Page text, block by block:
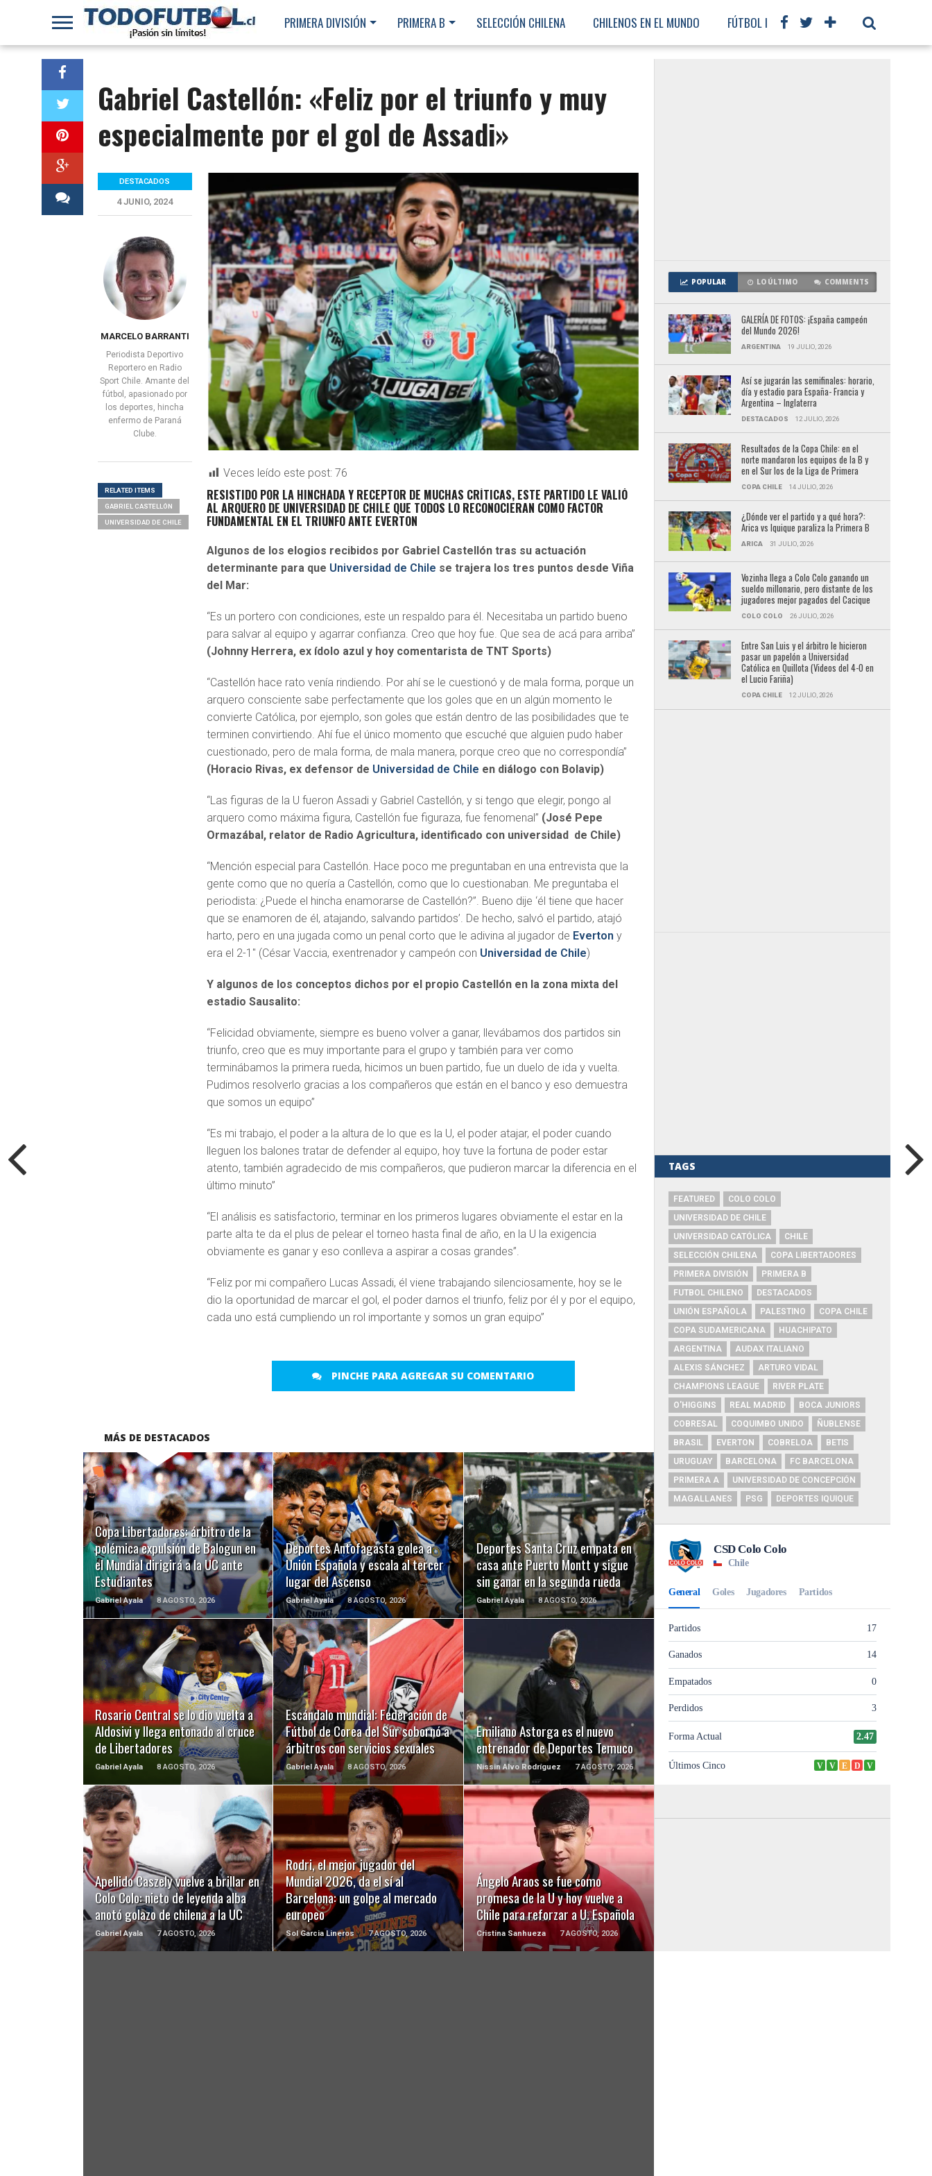
PRIMERA DIVISIÓN PRIMERA B SELECCIÓN CHILENA CHILENOS EN EL MUNDO FÚTBOL INTERNACIONAL
Gabriel Castellón: «Feliz por el triunfo y muy
especialmente por el gol de Assadi»
Veces leído este post: 76
RESISTIDO POR LA HINCHADA Y RECEPTOR DE MUCHAS CRÍTICAS, ESTE PARTIDO LE VALIÓ
AL ARQUERO DE UNIVERSIDAD DE CHILE QUE TODOS LO RECONOCIERAN COMO FACTOR
FUNDAMENTAL EN EL TRIUNFO ANTE EVERTON
Algunos de los elogios recibidos por Gabriel Castellón tras su actuación
determinante para que Universidad de Chile se trajera los tres puntos desde Viña
del Mar:
“Es un portero con condiciones, este un respaldo para él. Necesitaba un partido bueno
para salvar al equipo y agarrar confianza. Creo que hoy fue. Que sea de acá para arriba”
(Johnny Herrera, ex ídolo azul y hoy comentarista de TNT Sports)
“Castellón hace rato venía rindiendo. Por ahí se le cuestionó y de mala forma, porque un
arquero consciente sabe perfectamente que los goles que en un algún momento le
convierte Católica, por ejemplo, son goles que están dentro de las posibilidades que te
terminen convirtiendo. Ahí fue el único momento que escuché que alguien pudo haber
cuestionado, pero de mala forma, de mala manera, porque creo que no correspondía”
(Horacio Rivas, ex defensor de Universidad de Chile en diálogo con Bolavip)
“Las figuras de la U fueron Assadi y Gabriel Castellón, y si tengo que elegir, pongo al
arquero como máxima figura, Castellón fue figuraza, fue fenomenal” (José Pepe
Ormazábal, relator de Radio Agricultura, identificado con universidad de Chile)
“Mención especial para Castellón. Hace poco me preguntaban en una entrevista que la
gente como que no quería a Castellón, como que lo cuestionaban. Me preguntaba el
periodista: ¿Puede el hincha enamorarse de Castellón?”. Bueno dije ‘él tiene que hacer
que se enamoren de él, atajando, salvando partidos’. De hecho, salvó el partido, atajó
harto, pero en una jugada como un penal corto que le adivina al jugador de Everton y
era el 2-1″ (César Vaccia, exentrenador y campeón con Universidad de Chile)
Y algunos de los conceptos dichos por el propio Castellón en la zona mixta del
estadio Sausalito:
“Felicidad obviamente, siempre es bueno volver a ganar, llevábamos dos partidos sin
triunfo, creo que es muy importante para el grupo y también para ver como
terminábamos la primera rueda, hicimos un buen partido, fue un duelo de ida y vuelta.
Pudimos resolverlo gracias a los compañeros que están en el banco y eso demuestra
que somos un equipo”
“Es mi trabajo, el poder a la altura de lo que es la U, el poder atajar, el poder cuando
lleguen los balones tratar de defender al equipo, hoy tuve la fortuna de poder estar
atento, también agradecido de mis compañeros, que pudieron marcar la diferencia en el
último minuto”
“El análisis es satisfactorio, terminar en los primeros lugares obviamente el estar en la
parte alta te da el plus de pelear el torneo hasta final de año, en la U la exigencia
obviamente es ganar y eso conlleva a aspirar a cosas grandes”.
“Feliz por mi compañero Lucas Assadi, él viene trabajando silenciosamente, hoy se le
dio la oportunidad de marcar el gol, el poder darnos el triunfo, feliz por él y por el equipo,
cada uno está cumpliendo un rol importante y somos un gran equipo”
PINCHE PARA AGREGAR SU COMENTARIO
DESTACADOS
4 JUNIO, 2024
MARCELO BARRANTI
Periodista Deportivo
Reportero en Radio
Sport Chile. Amante del
fútbol, apasionado por
los deportes, hincha
enfermo de Paraná
Clube.
RELATED ITEMS
GABRIEL CASTELLÓN
UNIVERSIDAD DE CHILE
MÁS DE DESTACADOS
Copa Libertadores: árbitro de la
polémica expulsión de Balogun en
el Mundial dirigirá a la UC ante
Estudiantes
Gabriel Ayala 8 AGOSTO, 2026
LEER MÁS
Deportes Antofagasta golea a
Unión Española y escala al tercer
lugar del Ascenso
Gabriel Ayala 8 AGOSTO, 2026
LEER MÁS
Deportes Santa Cruz empata en
casa ante Puerto Montt y sigue
sin ganar en la segunda rueda
Gabriel Ayala 8 AGOSTO, 2026
LEER MÁS
Rosario Central se lo dio vuelta a
Aldosivi y llega entonado al cruce
de Libertadores
Gabriel Ayala 8 AGOSTO, 2026
LEER MÁS
Escándalo mundial: Federación de
Fútbol de Corea del Sur sobornó a
árbitros con servicios sexuales
Gabriel Ayala 8 AGOSTO, 2026
LEER MÁS
Emiliano Astorga es el nuevo
entrenador de Deportes Temuco
Nissin Alvo Rodríguez 7 AGOSTO, 2026
LEER MÁS
Apellido Caszely vuelve a brillar en
Colo Colo: nieto de leyenda alba
anotó golazo de chilena a la UC
Gabriel Ayala 7 AGOSTO, 2026
LEER MÁS
Rodri, el mejor jugador del
Mundial 2026, da el sí al
Barcelona: un golpe al mercado
europeo
Sol Garcia Lineros 7 AGOSTO, 2026
LEER MÁS
Ángelo Araos se fue como
promesa de la U y hoy vuelve a
Chile para reforzar a U. Española
Cristina Sanhueza 7 AGOSTO, 2026
LEER MÁS
POPULAR LO ÚLTIMO COMMENTS
GALERÍA DE FOTOS: ¡España campeón
del Mundo 2026!
ARGENTINA 19 JULIO, 2026
Así se jugarán las semifinales: horario,
día y estadio para España- Francia y
Argentina – Inglaterra
DESTACADOS 12 JULIO, 2026
Resultados de la Copa Chile: en el
norte mandaron los equipos de la B y
en el Sur los de la Liga de Primera
COPA CHILE 14 JULIO, 2026
¿Dónde ver el partido y a qué hora?:
Arica vs Iquique paraliza la Primera B
ARICA 31 JULIO, 2026
Vozinha llega a Colo Colo ganando un
sueldo millonario, pero distante de los
jugadores mejor pagados del Cacique
COLO COLO 26 JULIO, 2026
Entre San Luis y el árbitro le hicieron
pasar un papelón a Universidad
Católica en Quillota (Videos del 4-0 en
el Lucio Fariña)
COPA CHILE 12 JULIO, 2026
TAGS
FEATURED
COLO COLO
UNIVERSIDAD DE CHILE
UNIVERSIDAD CATÓLICA
CHILE
SELECCIÓN CHILENA
COPA LIBERTADORES
PRIMERA DIVISIÓN
PRIMERA B
FUTBOL CHILENO
DESTACADOS
UNIÓN ESPAÑOLA
PALESTINO
COPA CHILE
COPA SUDAMERICANA
HUACHIPATO
ARGENTINA
AUDAX ITALIANO
ALEXIS SÁNCHEZ
ARTURO VIDAL
CHAMPIONS LEAGUE
RIVER PLATE
O'HIGGINS
REAL MADRID
BOCA JUNIORS
COBRESAL
COQUIMBO UNIDO
ÑUBLENSE
BRASIL
EVERTON COBRELOA
BETIS
URUGUAY
BARCELONA
FC BARCELONA
PRIMERA A
UNIVERSIDAD DE CONCEPCIÓN
MAGALLANES
PSG DEPORTES IQUIQUE